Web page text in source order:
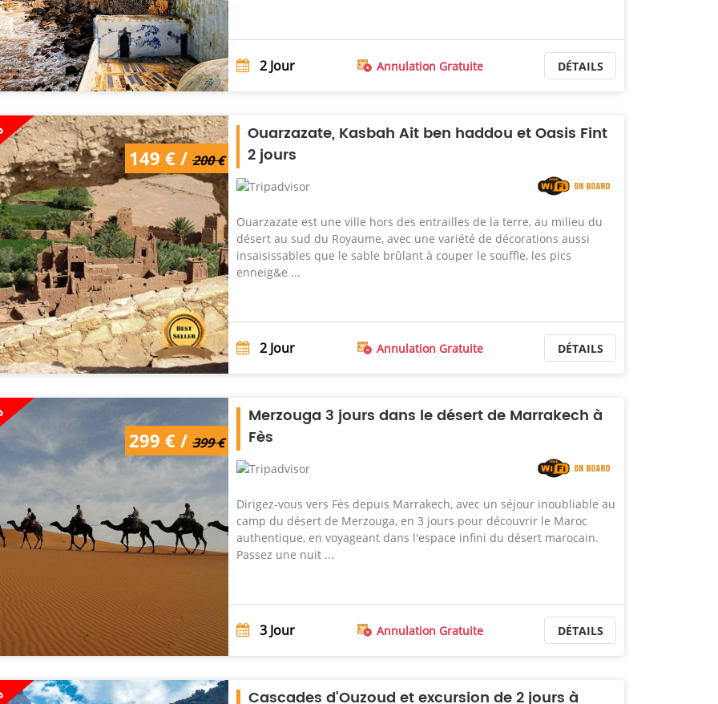
2 Jour Annulation Gratuite DÉTAILS
149 € / 200 €
Ouarzazate, Kasbah Ait ben haddou et Oasis Fint
2 jours
Ouarzazate est une ville hors des entrailles de la terre, au milieu du
désert au sud du Royaume, avec une variété de décorations aussi
insaisissables que le sable brûlant à couper le souffle, les pics
enneig&e ...
2 Jour Annulation Gratuite DÉTAILS
299 € / 399 €
Merzouga 3 jours dans le désert de Marrakech à
Fès
Dirigez-vous vers Fès depuis Marrakech, avec un séjour inoubliable au
camp du désert de Merzouga, en 3 jours pour découvrir le Maroc
authentique, en voyageant dans l'espace infini du désert marocain.
Passez une nuit ...
3 Jour Annulation Gratuite DÉTAILS
Cascades d'Ouzoud et excursion de 2 jours à